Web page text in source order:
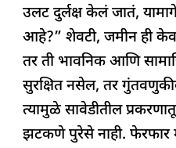
उलट दुर्लक्ष केलं जातं,
आहे?” शेवटी, जमीन ही
तर ती भावनिक आणि
सुरक्षित नसेल, तर
त्यामुळे सावेडीतील
झटकणे पुरेसे नाही. फेरफार